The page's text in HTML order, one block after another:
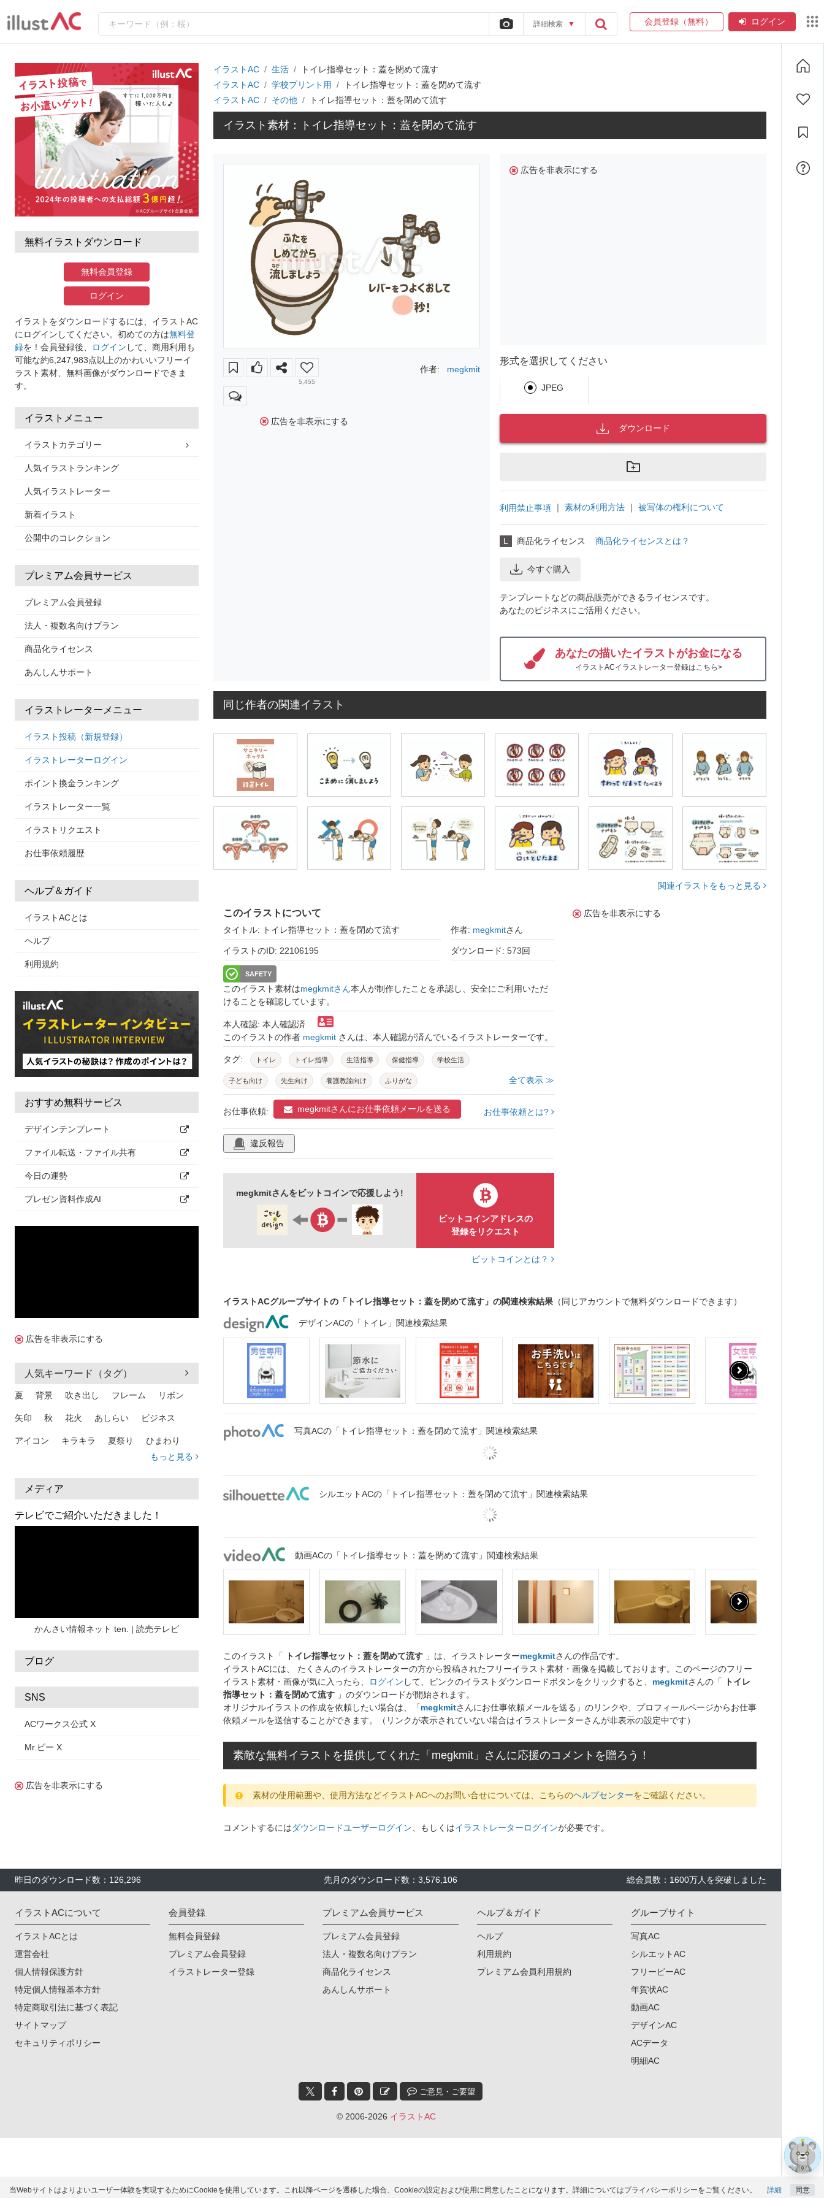
当Webサイトはよりよいユーザー体験を実現するためにCookieを使用しています。これ以降ページを遷移した場合、Cookieの設定および使用に同意したことになります。詳細についてはプライバシーポリシーをご覧ください。 詳細 同意
詳細検索 ▼ 会員登録（無料） ログイン
無料イラストダウンロード
無料会員登録
ログイン
イラストをダウンロードするには、イラストAC
にログインしてください。初めての方は無料登
録を！会員登録後、 ログイン して、商用利用も
可能な約6,247,983点以上のかわいいフリーイ
ラスト素材、無料画像がダウンロードできま
す。
イラストメニュー
イラストカテゴリー
人気イラストランキング
人気イラストレーター
新着イラスト
公開中のコレクション
プレミアム会員サービス
プレミアム会員登録
法人・複数名向けプラン
商品化ライセンス
あんしんサポート
イラストレーターメニュー
イラスト投稿（新規登録）
イラストレーターログイン
ポイント換金ランキング
イラストレーター一覧
イラストリクエスト
お仕事依頼履歴
ヘルプ＆ガイド
イラストACとは
ヘルプ
利用規約
おすすめ無料サービス
デザインテンプレート
ファイル転送・ファイル共有
今日の運勢
プレゼン資料作成AI
広告を非表示にする
人気キーワード（タグ）
夏 背景 吹き出し フレーム リボン
矢印 秋 花火 あしらい ビジネス
アイコン キラキラ 夏祭り ひまわり
熱中症
人物 暑中見舞い
日本地図 海
もっと見る
メディア
テレビでご紹介いただきました！
かんさい情報ネット ten. | 読売テレビ
ブログ
SNS
ACワークス公式 X
Mr.ビー X
広告を非表示にする
イラストAC 生活
トイレ指導セット：蓋を閉めて流す
イラストAC
学校プリント用
トイレ指導セット：蓋を閉めて流す
イラストAC
その他 トイレ指導セット：蓋を閉めて流す
イラスト素材：トイレ指導セット：蓋を閉めて流す
5,455
作者: megkmit
広告を非表示にする
広告を非表示にする
形式を選択してください
JPEG
ダウンロード
利用禁止事項 ｜ 素材の利用方法 ｜ 被写体の権利について
L 商品化ライセンス 商品化ライセンスとは？
今すぐ購入
テンプレートなどの商品販売ができるライセンスです。
あなたのビジネスにご活用ください。
あなたの描いたイラストがお金になる
イラストACイラストレーター登録はこちら>
同じ作者の関連イラスト
関連イラストをもっと見る
このイラストについて
タイトル: トイレ指導セット：蓋を閉めて流す 作者: megkmitさん
イラストのID: 22106195 ダウンロード: 573回
SAFETY
このイラスト素材はmegkmitさん本人が制作したことを承認し、安全にご利用いただ
けることを確認しています。
本人確認: 本人確認済
このイラストの作者 megkmit さんは、本人確認が済んでいるイラストレーターです。
タグ: トイレ トイレ指導 生活指導 保健指導 学校生活
子ども向け 先生向け 養護教諭向け ふりがな 全て表示 ≫
お仕事依頼: megkmitさんにお仕事依頼メールを送る お仕事依頼とは?
違反報告
megkmitさんをビットコインで応援しよう!
ビットコインアドレスの
登録をリクエスト
ビットコインとは？
広告を非表示にする
イラストACグループサイトの「トイレ指導セット：蓋を閉めて流す」の関連検索結果 （同じアカウントで無料ダウンロードできます）
デザインACの「トイレ」関連検索結果
写真ACの「トイレ指導セット：蓋を閉めて流す」関連検索結果
シルエットACの「トイレ指導セット：蓋を閉めて流す」関連検索結果
動画ACの「トイレ指導セット：蓋を閉めて流す」関連検索結果
このイラスト「 トイレ指導セット：蓋を閉めて流す 」は、イラストレーターmegkmitさんの作品です。
イラストACには、 たくさんのイラストレーターの方から投稿されたフリーイラスト素材・画像を掲載しております。このページのフリー
イラスト素材・画像が気に入ったら、
ログイン して、ピンクのイラストダウンロードボタンをクリックすると、 megkmitさんの「
トイレ
指導セット：蓋を閉めて流す 」のダウンロードが開始されます。
オリジナルイラストの作成を依頼したい場合は、「megkmitさんにお仕事依頼メールを送る」のリンクや、プロフィールページからお仕事
依頼メールを送信することができます。（リンクが表示されていない場合はイラストレーターさんが非表示の設定中です）
素敵な無料イラストを提供してくれた「megkmit」さんに応援のコメントを贈ろう！
素材の使用範囲や、使用方法などイラストACへのお問い合せについては、こちらのヘルプセンターをご確認ください。
コメントするにはダウンロードユーザーログイン 、もしくはイラストレーターログインが必要です。
昨日のダウンロード数：126,296 先月のダウンロード数：3,576,106 総会員数：1600万人を突破しました
イラストACについて
イラストACとは
運営会社
個人情報保護方針
特定個人情報基本方針
特定商取引法に基づく表記
サイトマップ
セキュリティポリシー
会員登録
無料会員登録
プレミアム会員登録
イラストレーター登録
プレミアム会員サービス
プレミアム会員登録
法人・複数名向けプラン
商品化ライセンス
あんしんサポート
ヘルプ＆ガイド
ヘルプ
利用規約
プレミアム会員利用規約
グループサイト
写真AC
シルエットAC
フリービーAC
年賀状AC
動画AC
デザインAC
ACデータ
明細AC
ご意見・ご要望
© 2006-2026 イラストAC